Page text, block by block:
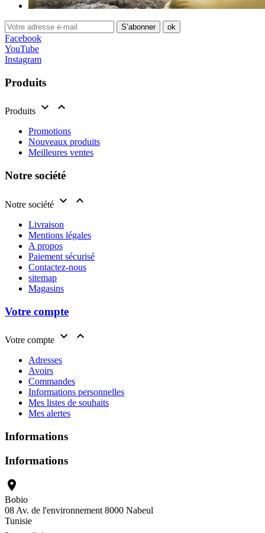
Facebook
YouTube
Instagram
Produits
Produits  
Promotions
Nouveaux produits
Meilleures ventes
Notre société
Notre société  
Livraison
Mentions légales
A propos
Paiement sécurisé
Contactez-nous
sitemap
Magasins
Votre compte
Votre compte  
Adresses
Avoirs
Commandes
Informations personnelles
Mes listes de souhaits
Mes alertes
Informations
Informations

Bobio
08 Av. de l'environnement 8000 Nabeul
Tunisie